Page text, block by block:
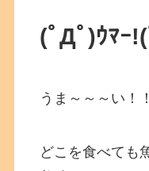
(ﾟДﾟ)ｳﾏｰ!
うま～～～い！！
どこを食べても